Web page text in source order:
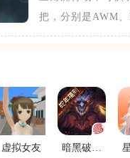
把，分别是AWM
虚拟女友
暗黑破坏